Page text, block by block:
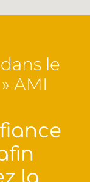
le
AMI
la